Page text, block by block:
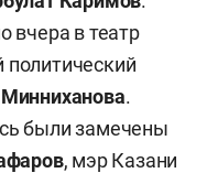
вчера в театр
.
были замечены
, мэр Казани